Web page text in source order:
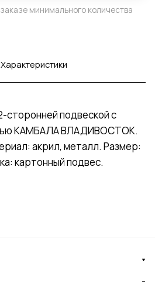
минимального количества
Характеристики
сторонней подвеской с
КАМБАЛА ВЛАДИВОСТОК.
акрил, металл. Размер:
картонный подвес.